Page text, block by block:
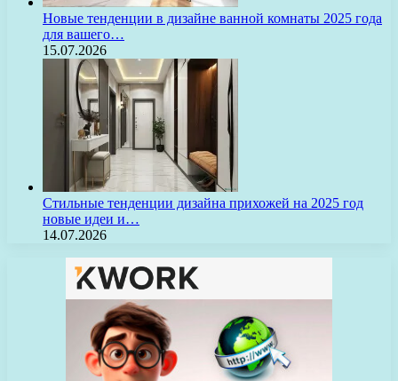
Новые тенденции в дизайне ванной комнаты 2025 года
для вашего…
15.07.2026
Стильные тенденции дизайна прихожей на 2025 год
новые идеи и…
14.07.2026